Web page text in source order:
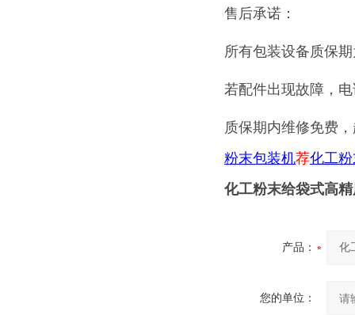
售后承诺：
所有包装设备质保
若配件出现故障，
质保期内维修免费
粉末包装机荐化工
化工粉末给袋式高
产品：
您的单位：